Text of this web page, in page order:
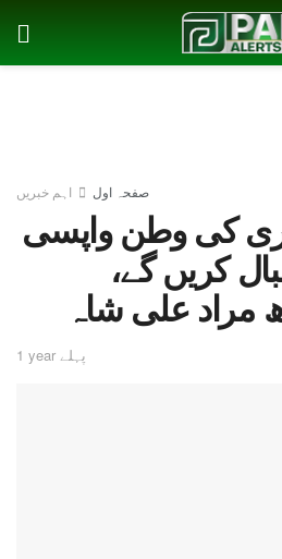
صفحہ اول اہم خبریں
کی وطن واپسی
کریں گے،
مراد علی شاہ
1 year پہلے